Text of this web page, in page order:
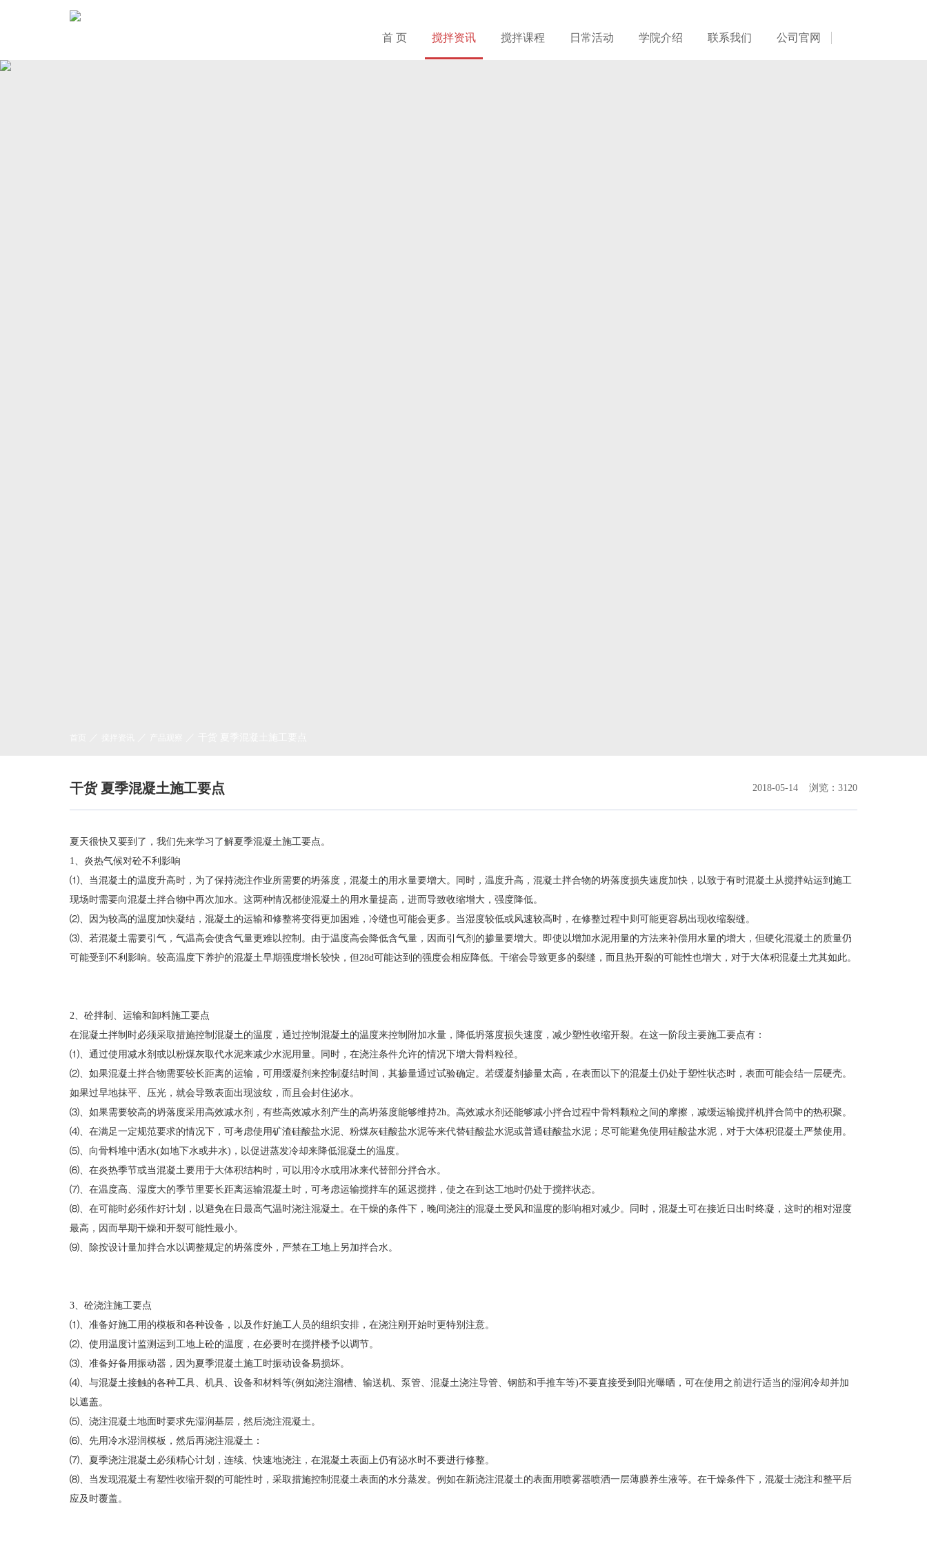
首 页 搅拌资讯 搅拌课程 日常活动 学院介绍 联系我们 公司官网
干货 夏季混凝土施工要点 浏览：3120
2018-05-14
夏天很快又要到了，我们先来学习了解夏季混凝土施工要点。
1、炎热气候对砼不利影响
⑴、当混凝土的温度升高时，为了保持浇注作业所需要的坍落度，混凝土的用水量要增大。同时，温度升高，混凝土拌合物的坍落度损失速度加快，以致于有时混凝土从搅拌站运到施工
现场时需要向混凝土拌合物中再次加水。这两种情况都使混凝土的用水量提高，进而导致收缩增大，强度降低。
⑵、因为较高的温度加快凝结，混凝土的运输和修整将变得更加困难，冷缝也可能会更多。当湿度较低或风速较高时，在修整过程中则可能更容易出现收缩裂缝。
⑶、若混凝土需要引气，气温高会使含气量更难以控制。由于温度高会降低含气量，因而引气剂的掺量要增大。即使以增加水泥用量的方法来补偿用水量的增大，但硬化混凝土的质量仍
可能受到不利影响。较高温度下养护的混凝土早期强度增长较快，但28d可能达到的强度会相应降低。干缩会导致更多的裂缝，而且热开裂的可能性也增大，对于大体积混凝土尤其如此。
2、砼拌制、运输和卸料施工要点
在混凝土拌制时必须采取措施控制混凝土的温度，通过控制混凝土的温度来控制附加水量，降低坍落度损失速度，减少塑性收缩开裂。在这一阶段主要施工要点有：
⑴、通过使用减水剂或以粉煤灰取代水泥来减少水泥用量。同时，在浇注条件允许的情况下增大骨料粒径。
⑵、如果混凝土拌合物需要较长距离的运输，可用缓凝剂来控制凝结时间，其掺量通过试验确定。若缓凝剂掺量太高，在表面以下的混凝土仍处于塑性状态时，表面可能会结一层硬壳。
如果过早地抹平、压光，就会导致表面出现波纹，而且会封住泌水。
⑶、如果需要较高的坍落度采用高效减水剂，有些高效减水剂产生的高坍落度能够维持2h。高效减水剂还能够减小拌合过程中骨料颗粒之间的摩擦，减缓运输搅拌机拌合筒中的热积聚。
⑷、在满足一定规范要求的情况下，可考虑使用矿渣硅酸盐水泥、粉煤灰硅酸盐水泥等来代替硅酸盐水泥或普通硅酸盐水泥；尽可能避免使用硅酸盐水泥，对于大体积混凝土严禁使用。
⑸、向骨料堆中洒水(如地下水或井水)，以促进蒸发冷却来降低混凝土的温度。
⑹、在炎热季节或当混凝土要用于大体积结构时，可以用冷水或用冰来代替部分拌合水。
⑺、在温度高、湿度大的季节里要长距离运输混凝土时，可考虑运输搅拌车的延迟搅拌，使之在到达工地时仍处于搅拌状态。
⑻、在可能时必须作好计划，以避免在日最高气温时浇注混凝土。在干燥的条件下，晚间浇注的混凝土受风和温度的影响相对减少。同时，混凝土可在接近日出时终凝，这时的相对湿度
最高，因而早期干燥和开裂可能性最小。
⑼、除按设计量加拌合水以调整规定的坍落度外，严禁在工地上另加拌合水。
3、砼浇注施工要点
⑴、准备好施工用的模板和各种设备，以及作好施工人员的组织安排，在浇注刚开始时更特别注意。
⑵、使用温度计监测运到工地上砼的温度，在必要时在搅拌楼予以调节。
⑶、准备好备用振动器，因为夏季混凝土施工时振动设备易损坏。
⑷、与混凝土接触的各种工具、机具、设备和材料等(例如浇注溜槽、输送机、泵管、混凝土浇注导管、钢筋和手推车等)不要直接受到阳光曝晒，可在使用之前进行适当的湿润冷却并加
以遮盖。
⑸、浇注混凝土地面时要求先湿润基层，然后浇注混凝土。
⑹、先用冷水湿润模板，然后再浇注混凝土：
⑺、夏季浇注混凝土必须精心计划，连续、快速地浇注，在混凝土表面上仍有泌水时不要进行修整。
⑻、当发现混凝土有塑性收缩开裂的可能性时，采取措施控制混凝土表面的水分蒸发。例如在新浇注混凝土的表面用喷雾器喷洒一层薄膜养生液等。在干燥条件下，混凝士浇注和整平后
应及时覆盖。